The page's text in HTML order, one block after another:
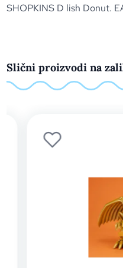
SHOPKINS D lish Donut.
Slični proizvodi na